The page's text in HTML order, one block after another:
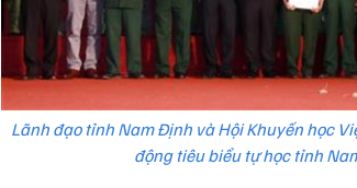
Lãnh đạo tỉnh Nam Định và Hội Khuyến học
động tiêu biểu tự học tỉnh